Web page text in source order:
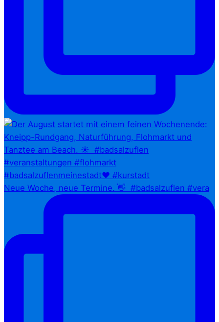
Neue Woche, neue Termine. 👋⁠ ⁠ #badsalzuflen #vera